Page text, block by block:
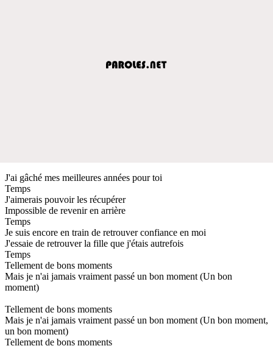
J'ai gâché mes meilleures années pour toi
Temps
J'aimerais pouvoir les récupérer
Impossible de revenir en arrière
Temps
Je suis encore en train de retrouver confiance en moi
J'essaie de retrouver la fille que j'étais autrefois
Temps
Tellement de bons moments
Mais je n'ai jamais vraiment passé un bon moment (Un bon
moment)
Tellement de bons moments
Mais je n'ai jamais vraiment passé un bon moment (Un bon moment,
un bon moment)
Tellement de bons moments